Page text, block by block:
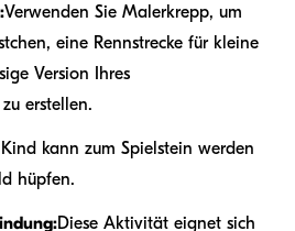
Verwenden Sie Malerkrepp, um
eine Rennstrecke für kleine
Version Ihres
erstellen.
Kind kann zum Spielstein werden
hüpfen.
Diese Aktivität eignet sich